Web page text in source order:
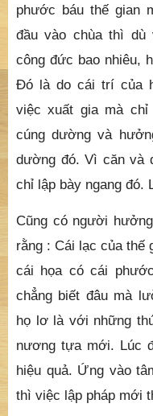
phước báu thế gian
đầu vào chùa thì dù
công đức bao nhiêu,
Đó là do cái trí của
việc xuất gia mà
cúng dường và
dường đó. Vì căn và
chỉ lập bày ngang đó.
Cũng có người
rằng : Cái lạc của thế
cái họa có cái
chẳng biết đâu mà
họ lơ là với những
nương tựa mới. Lúc
hiệu quả. Ứng vào
thì việc lập pháp mới